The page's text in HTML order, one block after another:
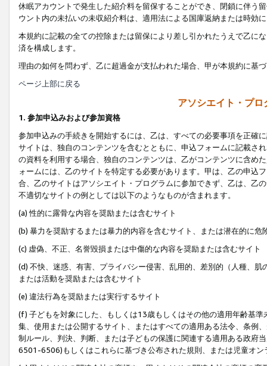
休眠アカウントで発生した紹介料を留保することができ、閉鎖に伴う
ウント内の未払いの未収紹介料は、適用法による国庫返納または時効
本規約に記載の全ての控除または留保により差し引かれたうえで乙に
済を構成します。
理由の如何を問わず、乙に超過金が支払われた場合、甲が本規約に基
ページ上部に戻る
アソシエイト・プ
1. 参加申込みおよび参加資格
参加申込みの手続きを開始するには、乙は、すべての必要事項を正確
サイトは、独自のコンテンツを含むとともに、申込フォームに記載さ
の資料を利用する場合、独自のコンテンツは、乙がコンテンツに含め
ォームには、乙のサイトを特定する必要があります。甲は、乙の申込
合、乙のサイトはアソシエイト・プログラムに参加できず、乙は、乙
不適切なサイトの例としては以下のようなものが含まれます。
(a) 性的に露骨な内容を奨励または含むサイト
(b) 暴力を奨励するまたは暴力的内容を含むサイト、または潜在的に
(c) 虚偽、不正、名誉毀損または中傷的な内容を奨励または含むサイト
(d) 不快、迷惑、有害、プライバシー侵害、乱用的、差別的（人種、
または活動を奨励または含むサイト
(e) 違法行為を奨励または実行するサイト
(f) 子どもを対象にした、もしくは13歳もしくはその他の適用年齢基
集、使用または公開するサイト、またはすべての適用ある法令、条例
制ルール、判決、判断、または子どもの保護に関連する適用ある政府
6501-6506)もしくはこれらに基づき公布された規則、または児童オン